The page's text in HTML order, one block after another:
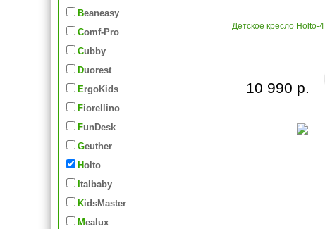
Beaneasy
Comf-Pro
Cubby
Duorest
ErgoKids
Fiorellino
FunDesk
Geuther
Holto
Italbaby
KidsMaster
Mealux
Детское кресло Holto-4
10 990 р.